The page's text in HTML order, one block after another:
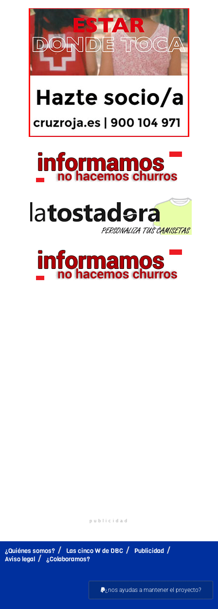
publicidad
¿Quiénes somos? Las cinco W de DBC
Publicidad
Aviso legal
¿Colaboramos?
¿nos ayudas a mantener el proyecto?